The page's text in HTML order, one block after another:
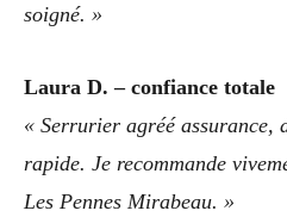
soigné. »
Laura D. – confiance totale
« Serrurier agréé assurance,
rapide. Je recommande
Les Pennes Mirabeau. »